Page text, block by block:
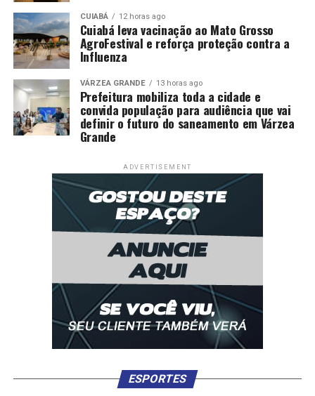
CUIABÁ 12 horas ago
Cuiabá leva vacinação ao Mato Grosso
AgroFestival e reforça proteção contra a
Influenza
VÁRZEA GRANDE 13 horas ago
Prefeitura mobiliza toda a cidade e
convida população para audiência que vai
definir o futuro do saneamento em Várzea
Grande
ADVERTISEMENT
ESPORTES